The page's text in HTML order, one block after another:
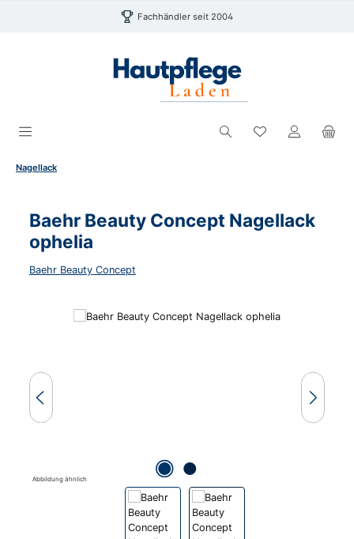
Zum Hauptinhalt springen Fachhändler seit 2004
Du hast 0
Nagellack
Baehr Beauty Concept Nagellack
ophelia
Baehr Beauty Concept
Bildergalerie überspringen
Abbildung ähnlich